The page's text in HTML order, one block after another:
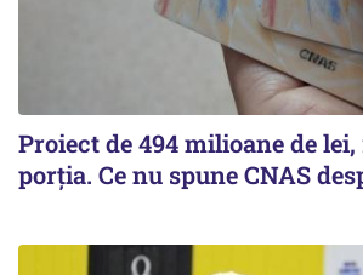
Proiect de 494 milioane de
porția. Ce nu spune CNAS